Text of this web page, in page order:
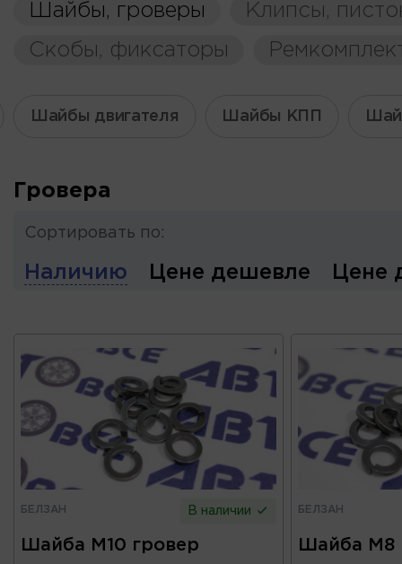
Шайбы, гроверы
Клипсы,
Скобы, фиксаторы
Шайбы двигателя Шайбы КПП
Гровера
Сортировать по:
Наличию Цене дешевле Цене
БЕЛЗАН В наличии
Шайба М10 гровер
БЕЛЗАН
Шайба М8